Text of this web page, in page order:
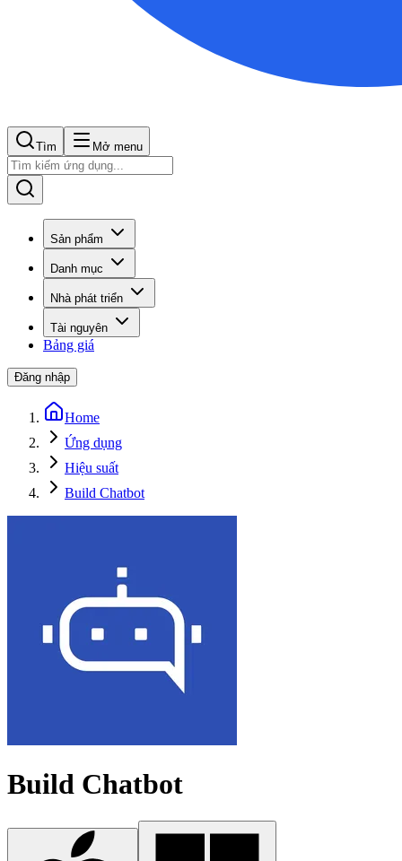
Tìm Mở menu
Sản phẩm
Danh mục
Nhà phát triển
Tài nguyên
Bảng giá
Đăng nhập
Home
Ứng dụng
Hiệu suất
Build Chatbot
Build Chatbot